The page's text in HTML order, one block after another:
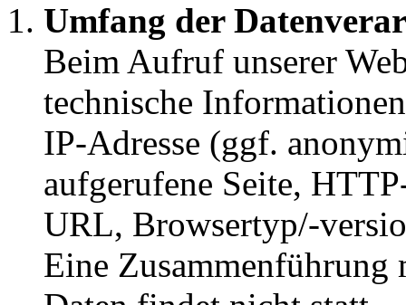
Umfang der
Beim Aufruf unserer
technische
IP-Adresse (ggf.
aufgerufene Seite,
URL, Browsertyp/-
Eine Zusammenführung